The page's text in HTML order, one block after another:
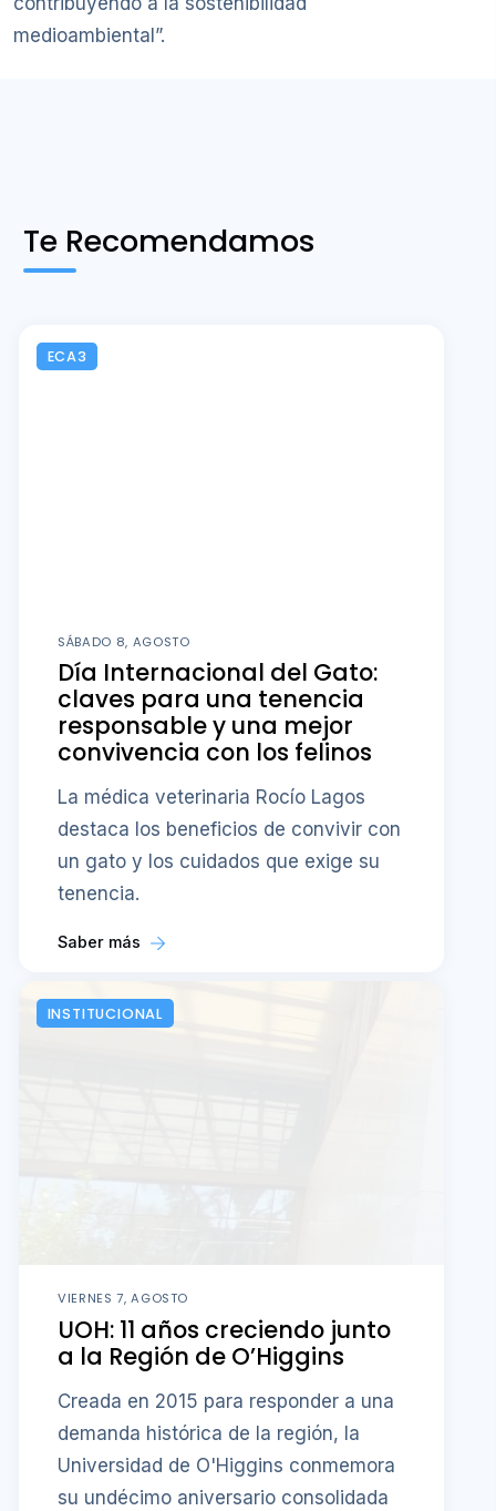
medioambiental”.
Te Recomendamos
ECA3
SÁBADO 8, AGOSTO
Día Internacional del Gato:
claves para una tenencia
responsable y una mejor
convivencia con los felinos
La médica veterinaria Rocío Lagos
destaca los beneficios de convivir con
un gato y los cuidados que exige su
tenencia.
Saber más
INSTITUCIONAL
VIERNES 7, AGOSTO
UOH: 11 años creciendo junto
a la Región de O’Higgins
Creada en 2015 para responder a una
demanda histórica de la región, la
Universidad de O'Higgins conmemora
su undécimo aniversario consolidada